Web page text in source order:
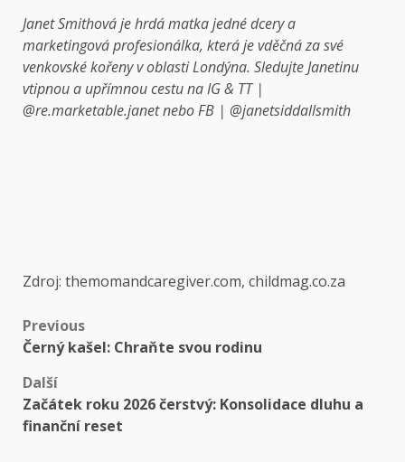
Janet Smithová je hrdá matka jedné dcery a
marketingová profesionálka, která je vděčná za své
venkovské kořeny v oblasti Londýna. Sledujte Janetinu
vtipnou a upřímnou cestu na IG & TT |
@re.marketable.janet nebo FB | @janetsiddallsmith
Zdroj: themomandcaregiver.com, childmag.co.za
Previous
Černý kašel: Chraňte svou rodinu
Další
Začátek roku 2026 čerstvý: Konsolidace dluhu a
finanční reset